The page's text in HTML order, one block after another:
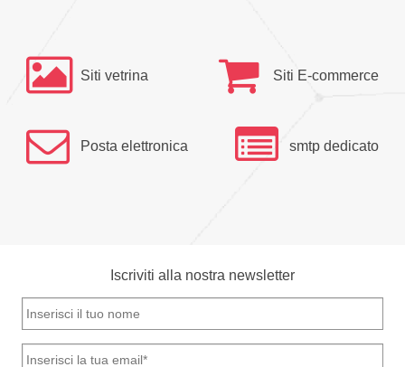
Siti vetrina Siti E-commerce
Posta elettronica smtp dedicato
Iscriviti alla nostra newsletter